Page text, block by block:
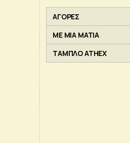
ΑΓΟΡΕΣ
ΜΕ ΜΙΑ ΜΑΤΙΑ
ΤΑΜΠΛΟ ATHEX